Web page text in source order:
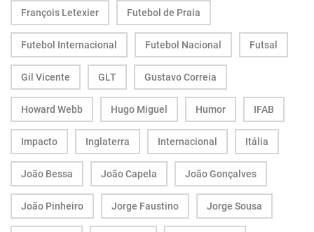
François Letexier Futebol de Praia
Futebol Internacional Futebol Nacional Futsal
Gil Vicente GLT Gustavo Correia
Howard Webb Hugo Miguel Humor IFAB
Impacto Inglaterra Internacional Itália
João Bessa João Capela João Gonçalves
João Pinheiro Jorge Faustino Jorge Sousa